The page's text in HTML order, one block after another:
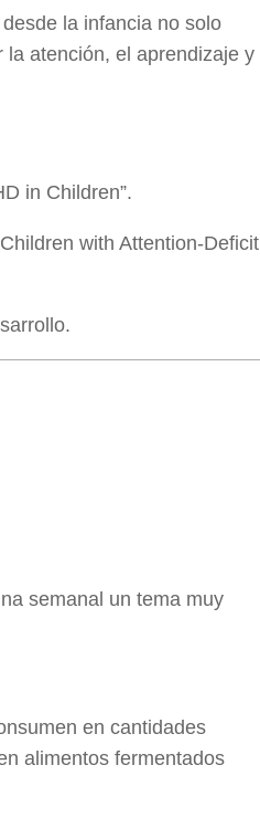
la infancia no solo
atención, el aprendizaje y
in Children”.
with Attention-Deficit
semanal un tema muy
en cantidades
alimentos fermentados